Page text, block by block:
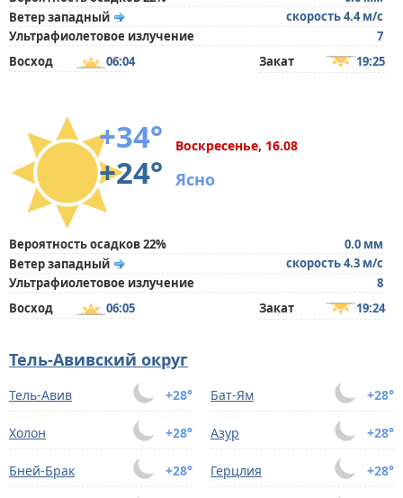
Ветер западный
скорость 4.4 м/с
Ультрафиолетовое излучение
7
Восход
06:04 Закат 19:25
+34°
+24°
Воскресенье, 16.08
Ясно
Вероятность осадков 22%
0.0 мм
Ветер западный
скорость 4.3 м/с
Ультрафиолетовое излучение
8
Восход
06:05 Закат 19:24
Тель-Авивский округ
+28°
Тель-Авив +28°
Бат-Ям
+28°
Холон +28°
Азур
+28°
Бней-Брак +28°
Герцлия